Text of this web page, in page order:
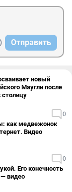
Отправить
новый
Маугли после
столицу
0
как медвежонок
Видео
0
Его конечность
— видео